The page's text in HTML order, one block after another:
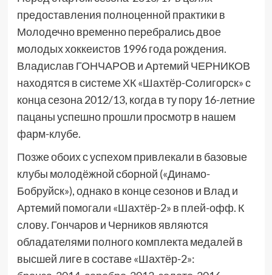
предоставления полноценной практики в
Молодечно временно перебрались двое
молодых хоккеистов 1996 года рождения.
Владислав ГОНЧАРОВ и Артемий ЧЕРНИКОВ
находятся в системе ХК «Шахтёр-Солигорск» с
конца сезона 2012/13, когда в ту пору 16-летние
пацаны успешно прошли просмотр в нашем
фарм-клубе.
Позже обоих с успехом привлекали в базовые
клубы молодёжной сборной («Динамо-
Бобруйск»), однако в конце сезонов и Влад и
Артемий помогали «Шахтёр-2» в плей-офф. К
слову. Гончаров и Черников являются
обладателями полного комплекта медалей в
высшей лиге в составе «Шахтёр-2»: